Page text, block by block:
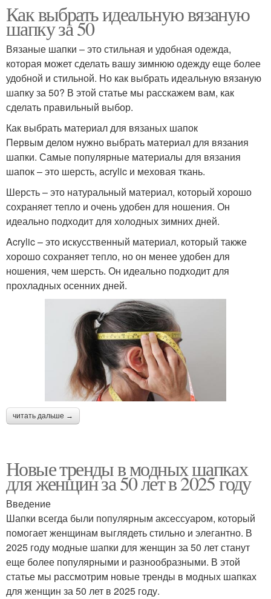
Как выбрать идеальную вязаную
шапку за 50
Вязаные шапки – это стильная и удобная одежда,
которая может сделать вашу зимнюю одежду еще более
удобной и стильной. Но как выбрать идеальную вязаную
шапку за 50? В этой статье мы расскажем вам, как
сделать правильный выбор.
Как выбрать материал для вязаных шапок
Первым делом нужно выбрать материал для вязания
шапки. Самые популярные материалы для вязания
шапок – это шерсть, acrylic и меховая ткань.
Шерсть – это натуральный материал, который хорошо
сохраняет тепло и очень удобен для ношения. Он
идеально подходит для холодных зимних дней.
Acrylic – это искусственный материал, который также
хорошо сохраняет тепло, но он менее удобен для
ношения, чем шерсть. Он идеально подходит для
прохладных осенних дней.
читать дальше →
Новые тренды в модных шапках
для женщин за 50 лет в 2025 году
Введение
Шапки всегда были популярным аксессуаром, который
помогает женщинам выглядеть стильно и элегантно. В
2025 году модные шапки для женщин за 50 лет станут
еще более популярными и разнообразными. В этой
статье мы рассмотрим новые тренды в модных шапках
для женщин за 50 лет в 2025 году.